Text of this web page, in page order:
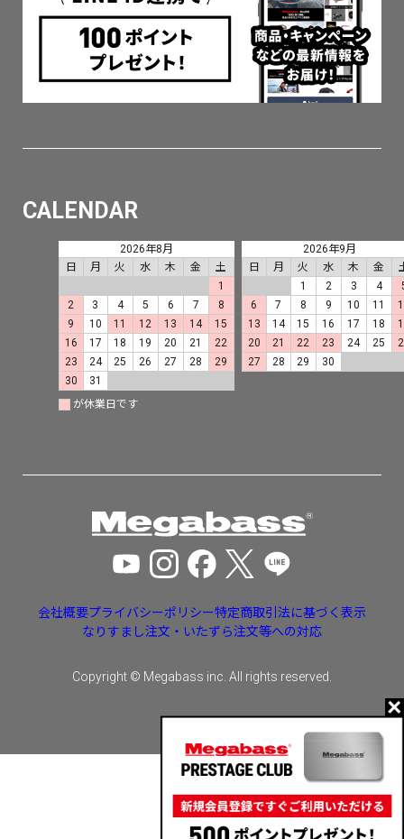
CALENDAR
2026年8月
日
月 火 水 木 金
土
1
2
3 4 5 6 7
8
9
10 11 12 13 14
15
16
17 18 19 20 21
22
23
24 25 26 27 28
29
30
31
2026年9月
日
月 火 水 木 金
1
2 3 4
6
7 8 9 10 11
13
14 15 16 17 18
20
21 22 23 24 25
27
28 29 30
が休業日です
会社概要プライバシーポリシー特定商取引法に基づく表示
なりすまし注文・いたずら注文等への対応
Copyright © Megabass inc. All rights reserved.